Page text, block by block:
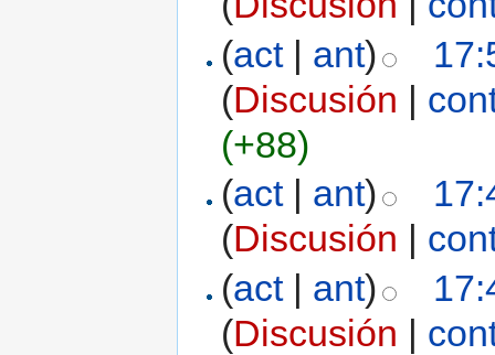
(act| ant)
(Discusión |
(+88)
(act| ant)
(Discusión |
(act| ant)
(Discusión |